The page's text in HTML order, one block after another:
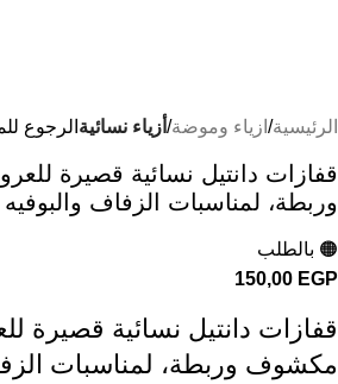
الرئيسية ازياء وموضة أزياء نسائية الرجوع
قفازات دانتيل نسائية قصيرة
وربطة، لمناسبات الزفاف
🟠 بالطلب
150,00 EGP
قفازات دانتيل نسائية قصيرة
مكشوف وربطة، لمناسبات